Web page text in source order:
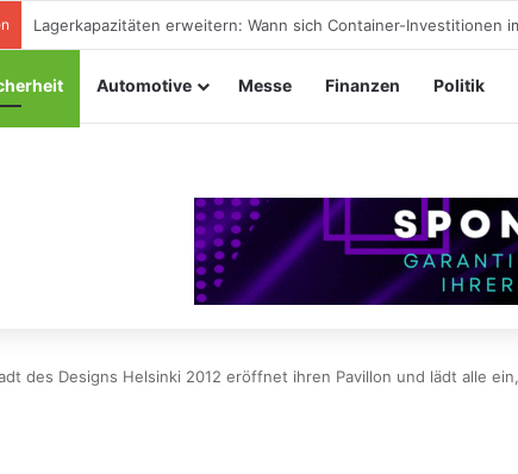
Veranstaltungssicherheit im Mittelstand: Absperrkonzepte für
Automotive Messe Finanzen Politik
des Designs Helsinki 2012 eröffnet ihren Pavillon und lädt alle